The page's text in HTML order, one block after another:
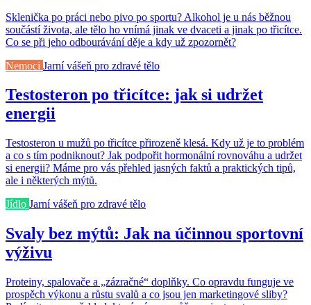
Sklenička po práci nebo pivo po sportu? Alkohol je u nás běžnou
součástí života, ale tělo ho vnímá jinak ve dvaceti a jinak po třicítce.
Co se při jeho odbourávání děje a kdy už zpozornět?
Nemoci Jarní vášeň pro zdravé tělo
Testosteron po třicítce: jak si udržet
energii
Testosteron u mužů po třicítce přirozeně klesá. Kdy už je to problém
a co s tím podniknout? Jak podpořit hormonální rovnováhu a udržet
si energii? Máme pro vás přehled jasných faktů a praktických tipů,
ale i některých mýtů.
Jídlo Jarní vášeň pro zdravé tělo
Svaly bez mýtů: Jak na účinnou sportovní
výživu
Proteiny, spalovače a „zázračné“ doplňky. Co opravdu funguje ve
prospěch výkonu a růstu svalů a co jsou jen marketingové sliby?